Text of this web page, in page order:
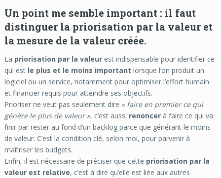
Un point me semble important : il faut
distinguer la priorisation par la valeuret
la mesure de la valeur créée.
La priorisation par la valeurest indispensable pour identifier ce
qui est le plus et le moins important lorsque l’on produit un
logiciel ou un service, notamment pour optimiser l’effort humain
et financier requis pour atteindre ses objectifs.
Prioriser ne veut pas seulement dire « faire en premier ce qui
génère le plus de valeur », c’est aussi renoncerà faire ce qui va
finir par rester au fond d’un backlog parce que générant le moins
de valeur. C’est la condition clé, selon moi, pour parvenir à
maîtriser les budgets.
Enfin, il est nécessaire de préciser que cette priorisation par la
valeur est relative, c’est à dire qu’elle est liée aux autres